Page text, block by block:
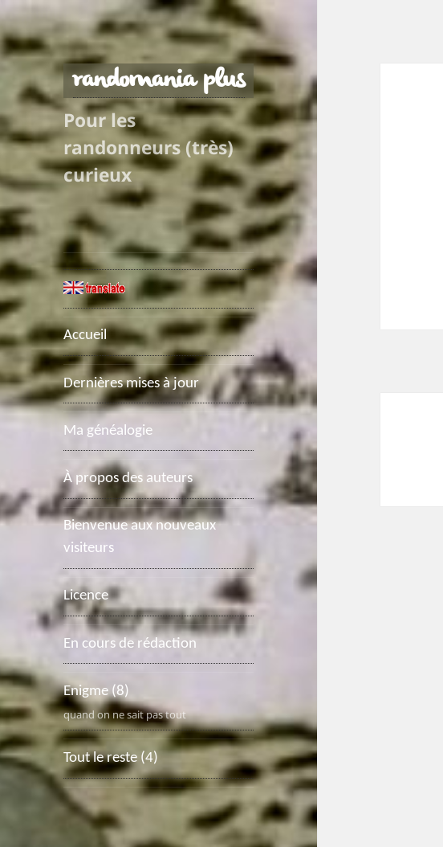
randomania plus
Pour les
randonneurs (très)
curieux
Accueil
Dernières mises à jour
Ma généalogie
À propos des auteurs
Bienvenue aux nouveaux
visiteurs
Licence
En cours de rédaction
Enigme(8)
quand on ne sait pas tout
Tout le reste (4)